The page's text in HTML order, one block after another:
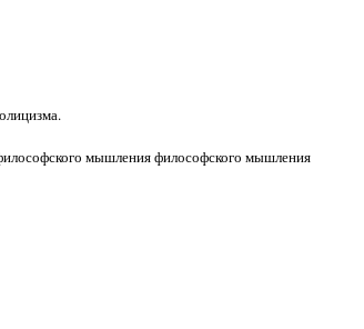
мышления философского мышления